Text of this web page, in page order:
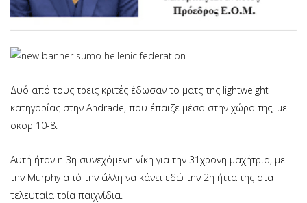
Δυό από τους τρεις κριτές έδωσαν το ματς της lightweight
κατηγορίας στην Andrade, που έπαιζε μέσα στην χώρα της, με
σκορ 10-8.
Αυτή ήταν η 3η συνεχόμενη νίκη για την 31χρονη μαχήτρια, με
την Murphy από την άλλη να κάνει εδώ την 2η ήττα της στα
τελευταία τρία παιχνίδια.